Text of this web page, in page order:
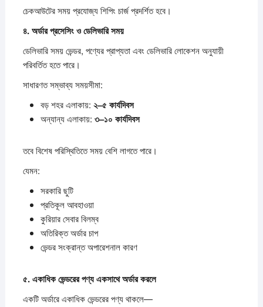
চেকআউটের সময় প্রযোজ্য শিপিং চার্জ প্রদর্শিত হবে।
৪.অর্ডারপ্রসেসিংওডেলিভারিসময়
ডেলিভারি সময় ভেন্ডর, পণ্যের প্রাপ্যতা এবং ডেলিভারি লোকেশন অনুযায়ী
পরিবর্তিত হতে পারে।
সাধারণত সম্ভাব্য সময়সীমা:
বড় শহর এলাকায়: ২–৫কার্যদিবস
অন্যান্য এলাকায়: ৩–১০ কার্যদিবস
তবে বিশেষ পরিস্থিতিতে সময় বেশি লাগতে পারে।
যেমন:
সরকারি ছুটি
প্রতিকূল আবহাওয়া
কুরিয়ার সেবার বিলম্ব
অতিরিক্ত অর্ডার চাপ
ভেন্ডর সংক্রান্ত অপারেশনাল কারণ
৫.একাধিকভেন্ডরেরপণ্যএকসাথেঅর্ডারকরলে
একটি অর্ডারে একাধিক ভেন্ডরের পণ্য থাকলে—